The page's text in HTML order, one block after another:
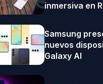
inmersiva en
Samsung
nuevos
Galaxy AI